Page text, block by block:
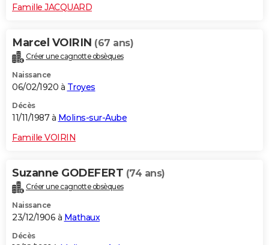
Famille JACQUARD
Marcel VOIRIN (67 ans)
Créer une cagnotte obsèques
Naissance
06/02/1920 à Troyes
Décès
11/11/1987 à Molins-sur-Aube
Famille VOIRIN
Suzanne GODEFERT (74 ans)
Créer une cagnotte obsèques
Naissance
23/12/1906 à Mathaux
Décès